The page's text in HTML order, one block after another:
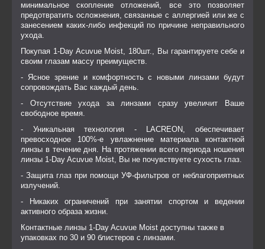
минимальное скопление отложений, все это позволяет
предотвратить осложнения, связанные с аллергией или же с
занесением каких-либо инфекций по причине неправильного
ухода.
Покупая 1-Day Acuvue Moist, 180шт., Вы гарантируете себе и
своим глазам массу преимуществ.
- Ясное зрение и комфортность с новыми линзами будут
сопровождать Вас каждый день.
- Отсутствие ухода за линзами сразу увеличит Ваше
свободное время.
- Уникальная технология - LACREON, обеспечивает
превосходное 100%-е увлажнение материала контактной
линзы в течение дня. На протяжении всего периода ношения
линзы 1-Day Acuvue Moist, Вы не почувствуете сухость глаз.
- Защита глаз при помощи УФ-фильтров от неблагоприятных
излучений.
- Никаких ограничений при занятии спортом и ведении
активного образа жизни.
Контактные линзы 1-Day Acuvue Moist доступны также в
упаковках по 30 и 90 блистеров с линзами.